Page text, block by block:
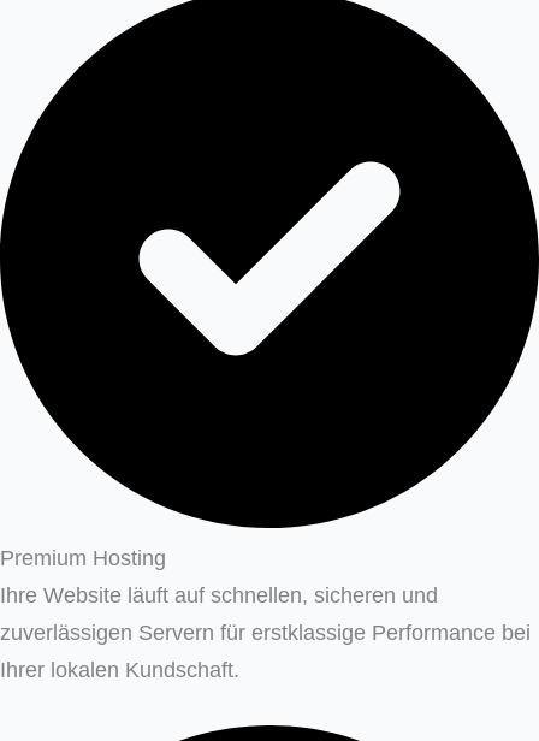
Premium Hosting
Ihre Website läuft auf schnellen, sicheren und
zuverlässigen Servern für erstklassige Performance bei
Ihrer lokalen Kundschaft.